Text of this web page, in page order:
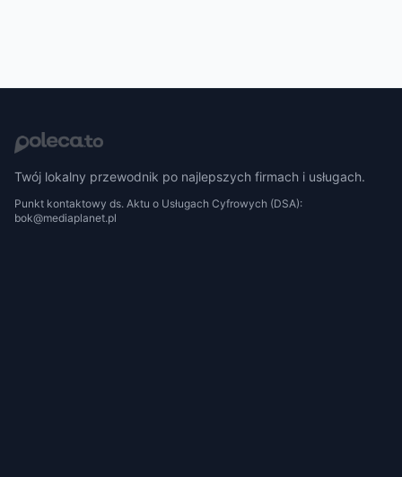
Twój lokalny przewodnik po najlepszych firmach i usługach.
Punkt kontaktowy ds. Aktu o Usługach Cyfrowych (DSA):
bok@mediaplanet.pl